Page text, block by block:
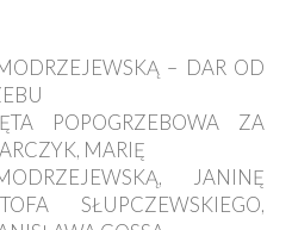
– DAR OD
POPOGRZEBOWA ZA
MARIĘ
JANINĘ
SŁUPCZEWSKIEGO,